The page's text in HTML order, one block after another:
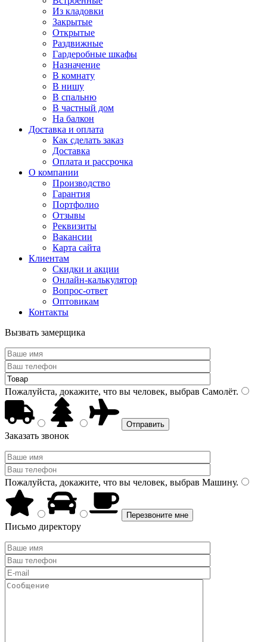
Из кладовки
Закрытые
Открытые
Раздвижные
Гардеробные шкафы
Назначение
В комнату
В нишу
В спальню
В частный дом
На балкон
Доставка и оплата
Как сделать заказ
Доставка
Оплата и рассрочка
О компании
Производство
Гарантия
Портфолио
Отзывы
Реквизиты
Вакансии
Карта сайта
Клиентам
Скидки и акции
Онлайн-калькулятор
Вопрос-ответ
Оптовикам
Контакты
Вызвать замерщика
Пожалуйста, докажите, что вы человек, выбрав Самолёт.
Заказать звонок
Пожалуйста, докажите, что вы человек, выбрав Машину.
Письмо директору